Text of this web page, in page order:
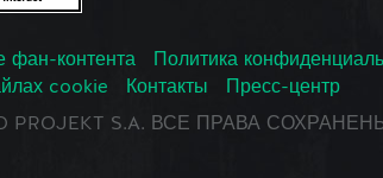
фан-контента
Политика
cookie Контакты
Пресс-центр
PROJEKT S.A. ВСЕ ПРАВА